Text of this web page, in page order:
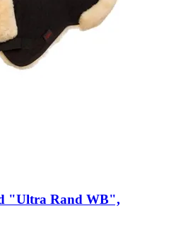
"Ultra Rand WB",